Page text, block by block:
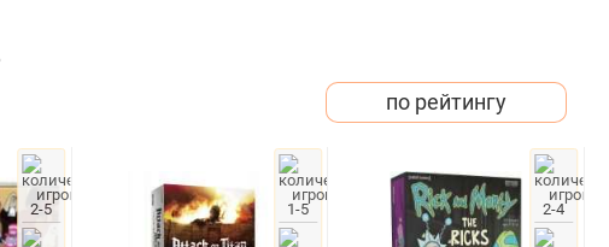
по рейтингу
2-5 1-5 2-4